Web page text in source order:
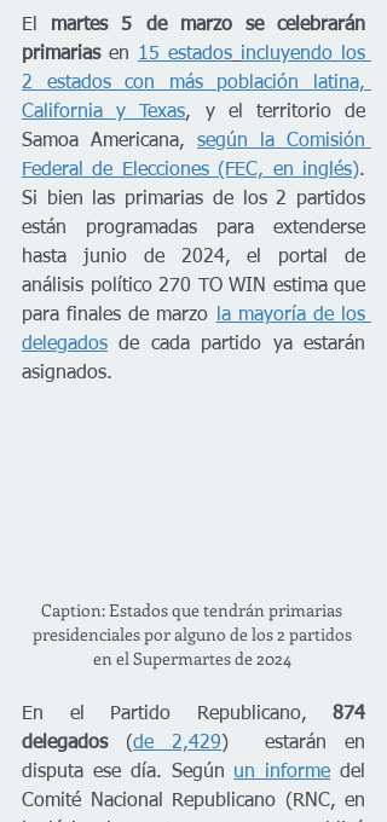
El martes 5 de marzo se celebrarán
primarias en 15 estados incluyendo los
2 estados con más población latina,
California y Texas, y el territorio de
Samoa Americana, según la Comisión
Federal de Elecciones (FEC, en inglés).
Si bien las primarias de los 2 partidos
están programadas para extenderse
hasta junio de 2024, el portal de
análisis político 270 TO WIN estima que
para finales de marzo
la mayoría de los
delegados de cada partido ya estarán
asignados.
Caption: Estados que tendrán primarias
presidenciales por alguno de los 2 partidos
en el Supermartes de 2024
En el Partido Republicano, 874
delegados (de 2,429)  estarán en
disputa ese día. Según un informe del
Comité Nacional Republicano (RNC, en